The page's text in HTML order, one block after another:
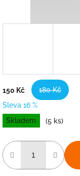
150 Kč
180 Kč
Sleva 16 %
Měrná
cena:
Skladem (5 ks)